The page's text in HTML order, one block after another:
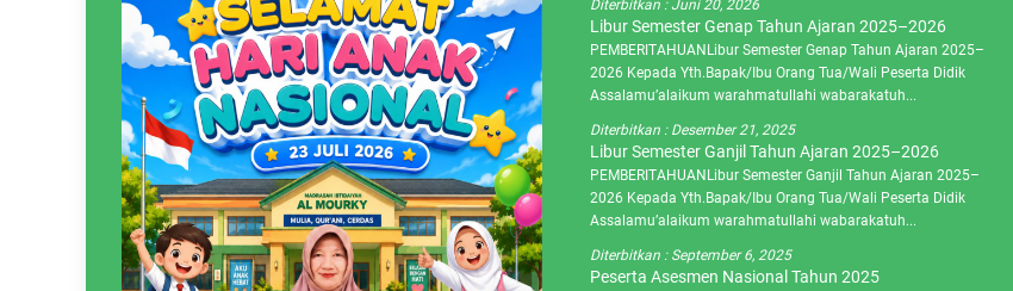
Diterbitkan :Juni 20, 2026
Libur Semester Genap Tahun Ajaran 2025–2026
PEMBERITAHUANLibur Semester Genap Tahun Ajaran 2025–
2026 Kepada Yth.Bapak/Ibu Orang Tua/Wali Peserta Didik
Assalamu’alaikum warahmatullahi wabarakatuh...
Diterbitkan : Desember 21, 2025
Libur Semester Ganjil Tahun Ajaran 2025–2026
PEMBERITAHUANLibur Semester Ganjil Tahun Ajaran 2025–
2026 Kepada Yth.Bapak/Ibu Orang Tua/Wali Peserta Didik
Assalamu’alaikum warahmatullahi wabarakatuh...
Diterbitkan : September 6, 2025
Peserta Asesmen Nasional Tahun 2025